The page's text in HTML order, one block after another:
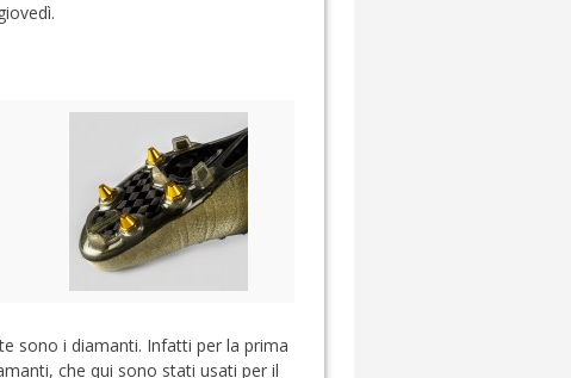
sono i diamanti. Infatti per la prima
che qui sono stati usati per il